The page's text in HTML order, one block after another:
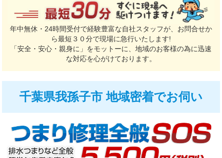
年中無休・24時間受付で経験豊富な自社スタッフが、お問合せか
ら最短３０分で現場に急行いたします!
「安全・安心・親身に」をモットーに、地域のお客様の為に迅速
な対応を心がけております。
千葉県我孫子市 地域密着でお伺い